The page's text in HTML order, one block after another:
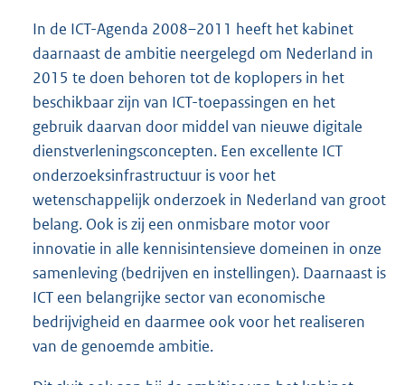
In de ICT-Agenda 2008–2011 heeft het kabinet
daarnaast de ambitie neergelegd om Nederland in
2015 te doen behoren tot de koplopers in het
beschikbaar zijn van ICT-toepassingen en het
gebruik daarvan door middel van nieuwe digitale
dienstverleningsconcepten. Een excellente ICT
onderzoeksinfrastructuur is voor het
wetenschappelijk onderzoek in Nederland van groot
belang. Ook is zij een onmisbare motor voor
innovatie in alle kennisintensieve domeinen in onze
samenleving (bedrijven en instellingen). Daarnaast is
ICT een belangrijke sector van economische
bedrijvigheid en daarmee ook voor het realiseren
van de genoemde ambitie.